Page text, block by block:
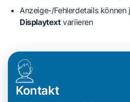
Anzeige-/Fehlerdetails können
Displaytextvariieren
Kontakt